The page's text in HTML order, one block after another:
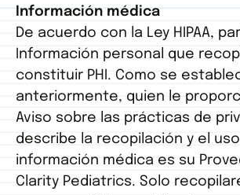
Información médica
De acuerdo con la Ley HIPAA,
Información personal que
constituir PHI. Como se
anteriormente, quien le
Aviso sobre las prácticas de
describe la recopilación y el
información médica es su
Clarity Pediatrics. Solo